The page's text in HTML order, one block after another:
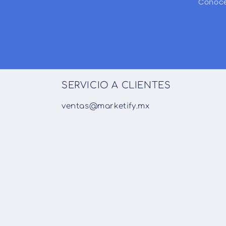
SERVICIO A CLIENTES
ventas@marketify.mx